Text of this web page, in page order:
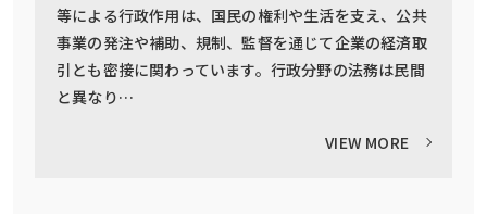
等による行政作用は、国民の権利や生活を支え、公共
事業の発注や補助、規制、監督を通じて企業の経済取
引とも密接に関わっています。行政分野の法務は民間
と異なり…
VIEW MORE